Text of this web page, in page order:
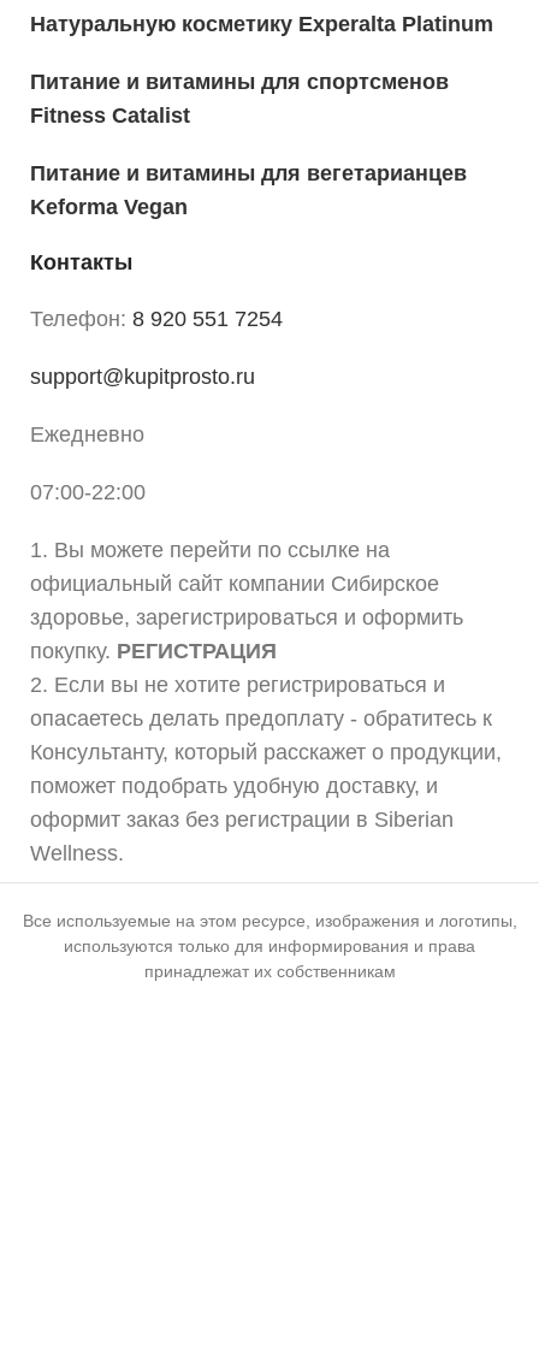
Натуральную косметику Experalta Platinum
Питание и витамины для спортсменов
Fitness Catalist
Питание и витамины для вегетарианцев
Keforma Vegan
Контакты
Телефон: 8 920 551 7254
support@kupitprosto.ru
Ежедневно
07:00-22:00
1. Вы можете перейти по ссылке на
официальный сайт компании Сибирское
здоровье, зарегистрироваться и оформить
покупку. РЕГИСТРАЦИЯ
2. Если вы не хотите регистрироваться и
опасаетесь делать предоплату - обратитесь к
Консультанту, который расскажет о продукции,
поможет подобрать удобную доставку, и
оформит заказ без регистрации в Siberian
Wellness.
Все используемые на этом ресурсе, изображения и логотипы,
используются только для информирования и права
принадлежат их собственникам